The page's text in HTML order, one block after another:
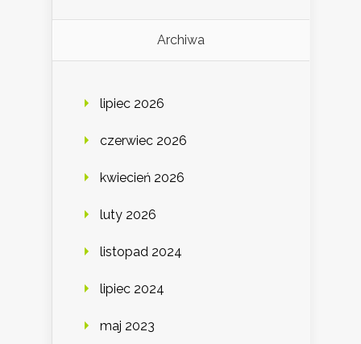
Archiwa
lipiec 2026
czerwiec 2026
kwiecień 2026
luty 2026
listopad 2024
lipiec 2024
maj 2023